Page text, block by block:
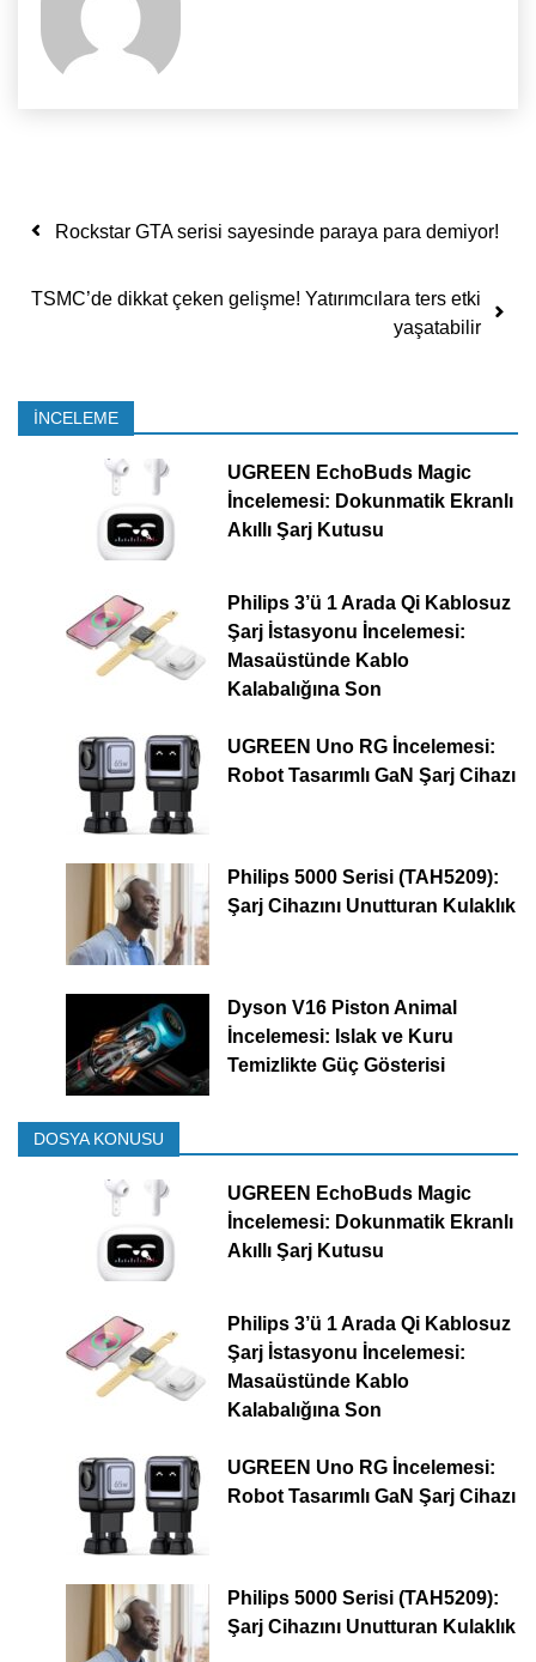
Yazı dolaşımı
Rockstar GTA serisi sayesinde paraya para demiyor!
TSMC’de dikkat çeken gelişme! Yatırımcılara ters etki
yaşatabilir
İNCELEME
UGREEN EchoBuds Magic
İncelemesi: Dokunmatik Ekranlı
Akıllı Şarj Kutusu
Philips 3’ü 1 Arada Qi Kablosuz
Şarj İstasyonu İncelemesi:
Masaüstünde Kablo
Kalabalığına Son
UGREEN Uno RG İncelemesi:
Robot Tasarımlı GaN Şarj Cihazı
Philips 5000 Serisi (TAH5209):
Şarj Cihazını Unutturan Kulaklık
Dyson V16 Piston Animal
İncelemesi: Islak ve Kuru
Temizlikte Güç Gösterisi
DOSYA KONUSU
UGREEN EchoBuds Magic
İncelemesi: Dokunmatik Ekranlı
Akıllı Şarj Kutusu
Philips 3’ü 1 Arada Qi Kablosuz
Şarj İstasyonu İncelemesi:
Masaüstünde Kablo
Kalabalığına Son
UGREEN Uno RG İncelemesi:
Robot Tasarımlı GaN Şarj Cihazı
Philips 5000 Serisi (TAH5209):
Şarj Cihazını Unutturan Kulaklık